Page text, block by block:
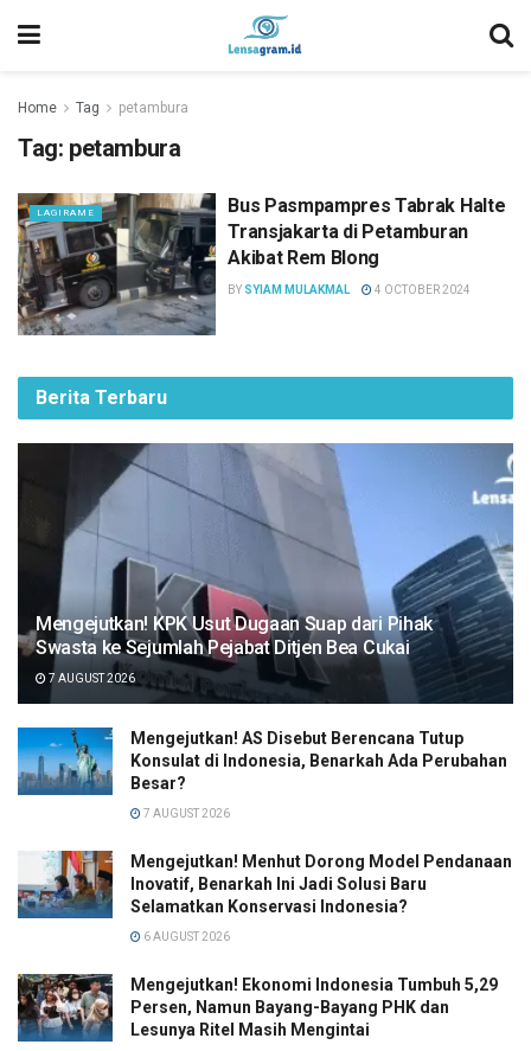
Home Tag petambura
Tag: petambura
LAGIRAME
Bus Pasmpampres Tabrak Halte
Transjakarta di Petamburan
Akibat Rem Blong
BY SYIAM MULAKMAL 4 OCTOBER 2024
Berita Terbaru
Mengejutkan! KPK Usut Dugaan Suap dari Pihak
Swasta ke Sejumlah Pejabat Ditjen Bea Cukai
7 AUGUST 2026
Mengejutkan! AS Disebut Berencana Tutup
Konsulat di Indonesia, Benarkah Ada Perubahan
Besar?
7 AUGUST 2026
Mengejutkan! Menhut Dorong Model Pendanaan
Inovatif, Benarkah Ini Jadi Solusi Baru
Selamatkan Konservasi Indonesia?
6 AUGUST 2026
Mengejutkan! Ekonomi Indonesia Tumbuh 5,29
Persen, Namun Bayang-Bayang PHK dan
Lesunya Ritel Masih Mengintai